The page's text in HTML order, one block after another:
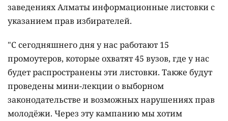
заведениях Алматы информационные листовки с
указанием прав избирателей.
"С сегодняшнего дня у нас работают 15
промоутеров, которые охватят 45 вузов, где у нас
будет распространены эти листовки. Также будут
проведены мини-лекции о выборном
законодательстве и возможных нарушениях прав
молодёжи. Через эту кампанию мы хотим